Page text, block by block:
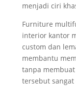
menjadi ciri
Furniture
interior kantor
custom dan
membantu
tanpa
tersebut sangat